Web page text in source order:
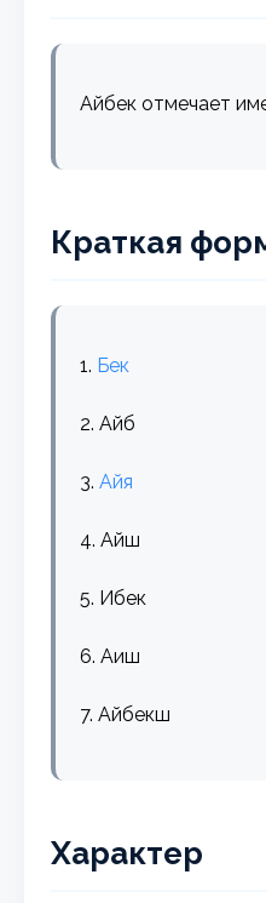
Айбек отмечает
Краткая
1. Бек
2. Айб
3.Айя
4. Айш
5. Ибек
6. Аиш
7. Айбекш
Характер